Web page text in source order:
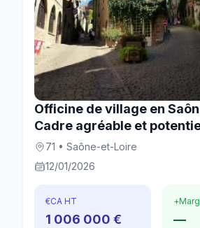
Officine de village en
Cadre agréable et
71 • Saône-et-Loire
12/01/2026
€CA HT
1 006 000 €
+
—